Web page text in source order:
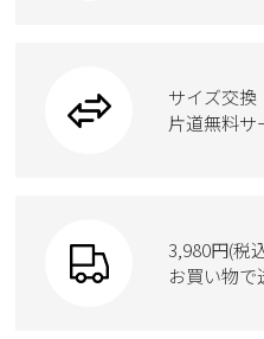
ウェア
moz
ブーツ
Parade
new balance
トートバッグサイズ交換
片道無料サ
3,980円(税
お買い物で